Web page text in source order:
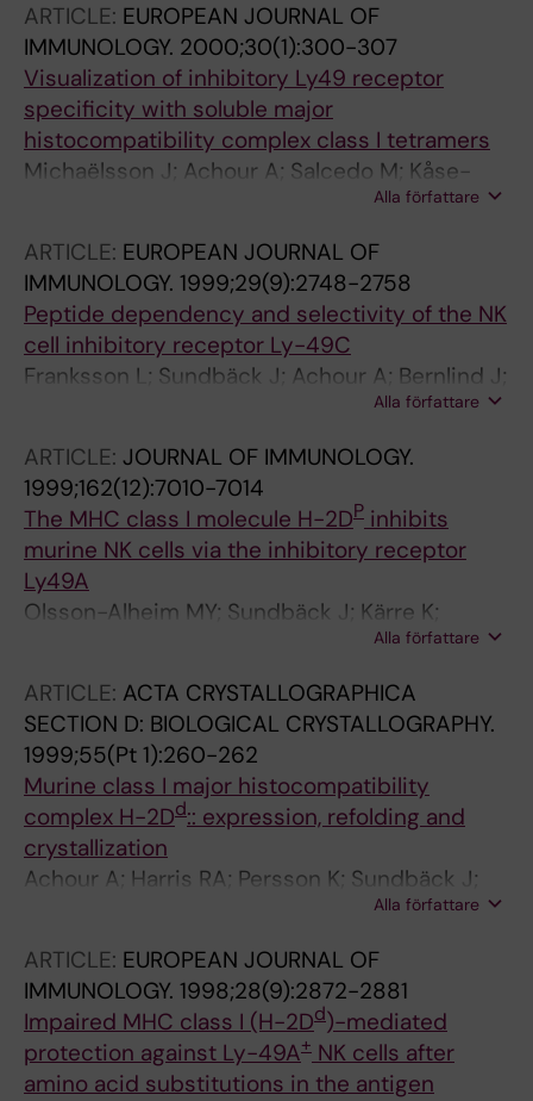
DF; Kiessling R; Kärre K
ARTICLE: EUROPEAN JOURNAL OF
IMMUNOLOGY. 2000;30(1):300-307
Visualization of inhibitory Ly49 receptor
specificity with soluble major
histocompatibility complex class I tetramers
Michaëlsson J; Achour A; Salcedo M; Kåse-
Sjöström A; Sundbäck J; Harris RA; Kärre K
Alla författare
ARTICLE: EUROPEAN JOURNAL OF
IMMUNOLOGY. 1999;29(9):2748-2758
Peptide dependency and selectivity of the NK
cell inhibitory receptor Ly-49C
Franksson L; Sundbäck J; Achour A; Bernlind J;
Alla författare
ARTICLE: JOURNAL OF IMMUNOLOGY.
1999;162(12):7010-7014
The MHC class I molecule H-2DP inhibits
murine NK cells via the inhibitory receptor
Ly49A
Olsson-Alheim MY; Sundbäck J; Kärre K;
Alla författare
ARTICLE: ACTA CRYSTALLOGRAPHICA
SECTION D: BIOLOGICAL CRYSTALLOGRAPHY.
1999;55(Pt 1):260-262
Murine class I major histocompatibility
complex H-2Dd:: expression, refolding and
crystallization
Achour A; Harris RA; Persson K; Sundbäck J;
Sentman CL; Schneider G; Lindqvist Y; Kärre K
Alla författare
ARTICLE: EUROPEAN JOURNAL OF
IMMUNOLOGY. 1998;28(9):2872-2881
Impaired MHC class I (H-2Dd)-mediated
protection against Ly-49A+ NK cells after
amino acid substitutions in the antigen